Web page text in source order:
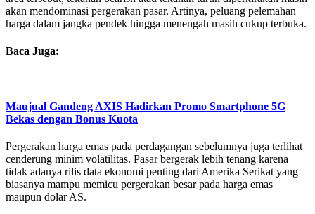
akan mendominasi pergerakan pasar. Artinya, peluang pelemahan
harga dalam jangka pendek hingga menengah masih cukup terbuka.
Baca Juga:
Maujual Gandeng AXIS Hadirkan Promo Smartphone 5G
Bekas dengan Bonus Kuota
Pergerakan harga emas pada perdagangan sebelumnya juga terlihat
cenderung minim volatilitas. Pasar bergerak lebih tenang karena
tidak adanya rilis data ekonomi penting dari Amerika Serikat yang
biasanya mampu memicu pergerakan besar pada harga emas
maupun dolar AS.